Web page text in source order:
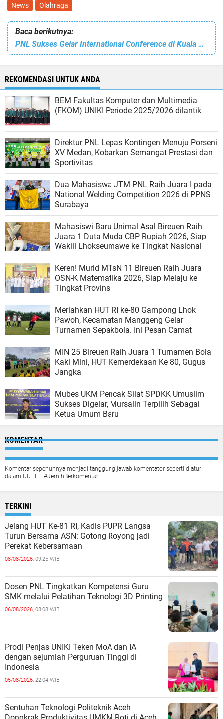
News Olahraga
Baca berikutnya:
PNL Sukses Gelar International Conference di Kuala Lumpur Malaysia
REKOMENDASI UNTUK ANDA
BEM Fakultas Komputer dan Multimedia
(FKOM) UNIKI Periode 2025/2026 dilantik
Direktur PNL Lepas Kontingen Menuju Porseni
XV Medan, Kobarkan Semangat Prestasi dan
Sportivitas
Dua Mahasiswa JTM PNL Raih Juara I pada
National Welding Competition 2026 di PPNS
Surabaya
Mahasiswi Baru Unimal Asal Bireuen Raih
Juara 1 Duta Muda CBP Rupiah 2026, Siap
Wakili Lhokseumawe ke Tingkat Nasional
Keren! Murid MTsN 11 Bireuen Raih Juara
OSN-K Matematika 2026, Siap Melaju ke
Tingkat Provinsi
Meriahkan HUT RI ke-80 Gampong Lhok
Pawoh, Kecamatan Manggeng Gelar
Turnamen Sepakbola. Ini Pesan Camat
MIN 25 Bireuen Raih Juara 1 Turnamen Bola
Kaki Mini, HUT Kemerdekaan Ke 80, Gugus
Jangka
Mubes UKM Pencak Silat SPDKK Umuslim
Sukses Digelar, Mursalin Terpilih Sebagai
Ketua Umum Baru
KOMENTAR
Komentar sepenuhnya menjadi tanggung jawab komentator seperti diatur
dalam UU ITE. #JernihBerkomentar
TERKINI
Jelang HUT Ke-81 RI, Kadis PUPR Langsa
Turun Bersama ASN: Gotong Royong jadi
Perekat Kebersamaan
08/08/2026, 09:25 WIB
Dosen PNL Tingkatkan Kompetensi Guru
SMK melalui Pelatihan Teknologi 3D Printing
06/08/2026, 08:08 WIB
Prodi Penjas UNIKI Teken MoA dan IA
dengan sejumlah Perguruan Tinggi di
Indonesia
05/08/2026, 22:04 WIB
Sentuhan Teknologi Politeknik Aceh